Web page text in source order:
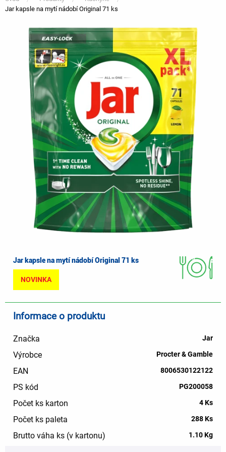
You
here
Jar kapsle na mytí nádobí Original 71 ks
Jar kapsle na mytí nádobí Original 71 ks
NOVINKA
Informace o produktu
Značka Jar
Výrobce Procter & Gamble
EAN 8006530122122
PS kód PG200058
Počet ks karton 4 Ks
Počet ks paleta 288 Ks
Brutto váha ks (v kartonu) 1.10 Kg